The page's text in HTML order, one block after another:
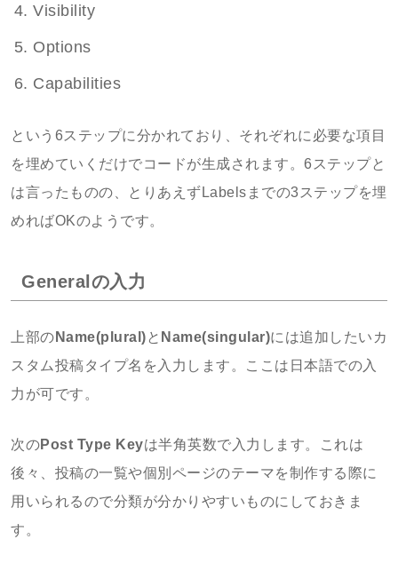
Visibility
Options
Capabilities
という6ステップに分かれており、それぞれに必要な項目
を埋めていくだけでコードが生成されます。6ステップと
は言ったものの、とりあえずLabelsまでの3ステップを埋
めればOKのようです。
Generalの入力
上部の Name(plural) と Name(singular)には追加したいカ
スタム投稿タイプ名を入力します。ここは日本語での入
力が可です。
次のPost Type Keyは半角英数で入力します。これは
後々、投稿の一覧や個別ページのテーマを制作する際に
用いられるので分類が分かりやすいものにしておきま
す。